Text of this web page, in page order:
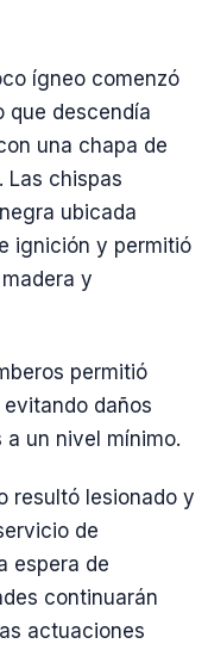
ígneo comenzó
que descendía
una chapa de
Las chispas
ubicada
ignición y permitió
y
permitió
daños
un nivel mínimo.
resultó lesionado y
de
espera de
continuarán
actuaciones